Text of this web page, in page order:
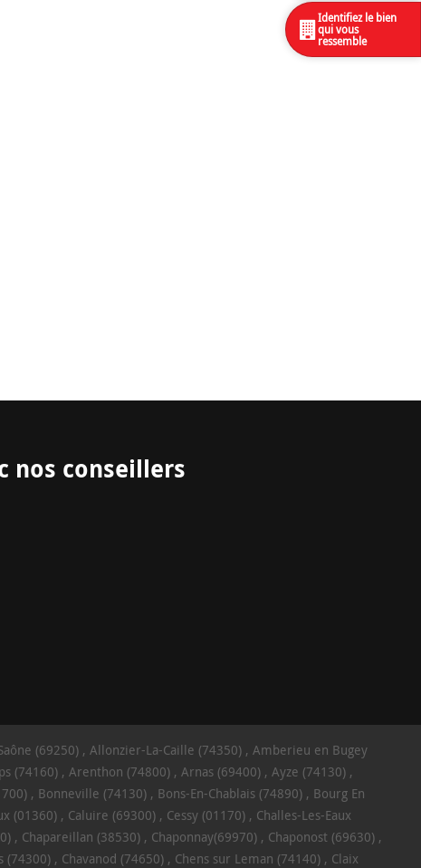
nos conseillers
(69250) Allonzier-La-Caille (74350)
Amberieu en Bugey
(74160) Arenthon (74800) Arnas (69400)
Ayze (74130)
Bonneville (74130) Bons-En-Chablais (74890)
Bourg En
(01360) Caluire (69300) Cessy (01170)
Challes-Les-Eaux
Chapareillan (38530) Chaponnay(69970)
Chaponost (69630)
(74300) Chavanod (74650) Chens sur Leman (74140)
Claix
Identifiez le bien
qui vous
ressemble